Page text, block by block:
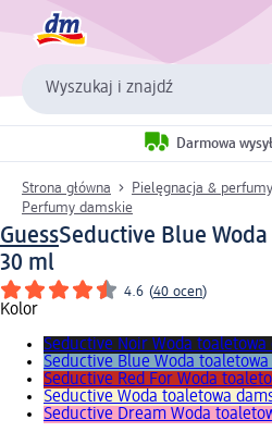
Wyszukaj i znajdź
Darmowa
Strona główna Pielęgnacja & perfumy
Perfumy damskie
GuessSeductive Blue
30 ml
4.6 (40 ocen)
Kolor
Seductive Noir Woda toaletowa
Seductive Blue Woda toaletowa
Seductive Red For Woda
Seductive Woda toaletowa
Seductive Dream Woda